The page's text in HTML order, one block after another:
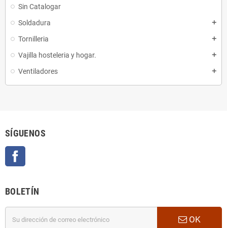
Sin Catalogar
Soldadura
add
Tornilleria add
Vajilla hosteleria y hogar. add
Ventiladores add
SÍGUENOS
BOLETÍN
OK